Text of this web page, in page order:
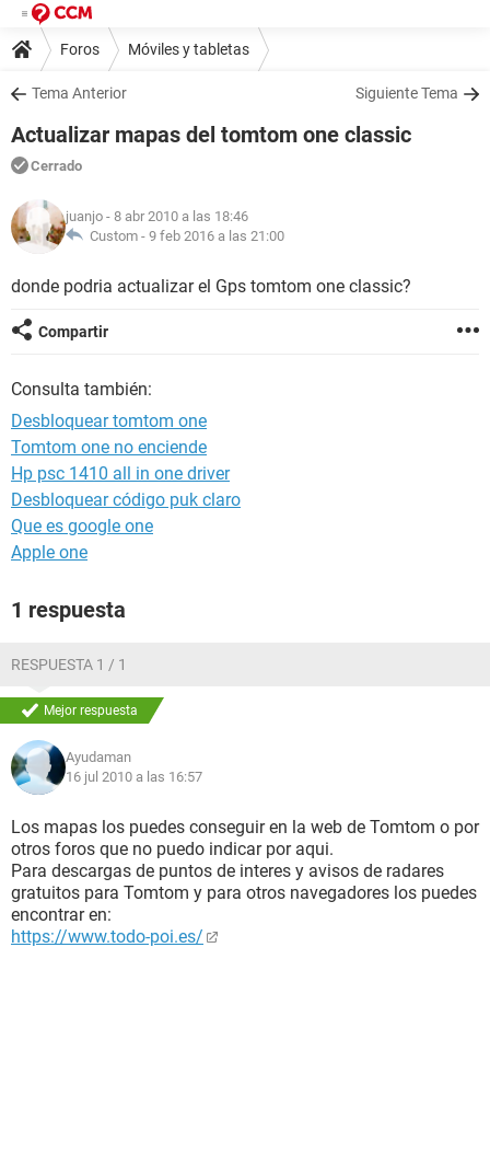
Foros Móviles y tabletas
Tema Anterior Siguiente Tema
Actualizar mapas del tomtom one classic
Cerrado
juanjo - 8 abr 2010 a las 18:46
Custom - 9 feb 2016 a las 21:00
donde podria actualizar el Gps tomtom one classic?
Compartir
Consulta también:
Desbloquear tomtom one
Tomtom one no enciende
Hp psc 1410 all in one driver
Desbloquear código puk claro
Que es google one
Apple one
1 respuesta
RESPUESTA 1 / 1
Mejor respuesta
Ayudaman
16 jul 2010 a las 16:57
Los mapas los puedes conseguir en la web de Tomtom o por
otros foros que no puedo indicar por aqui.
Para descargas de puntos de interes y avisos de radares
gratuitos para Tomtom y para otros navegadores los puedes
encontrar en:
https://www.todo-poi.es/